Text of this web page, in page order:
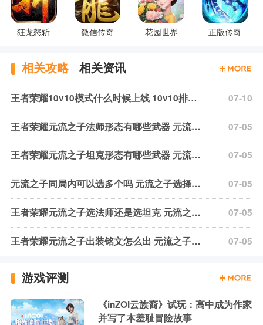
狂龙怒斩 微信传奇 花园世界 正版传奇
相关攻略 相关资讯
王者荣耀10v10模式什么时候上线 10v10排位模式上线时间介绍 07-10
王者荣耀元流之子法师形态有哪些武器 元流之子法师形态武器介绍 07-05
王者荣耀元流之子坦克形态有哪些武器 元流之子坦克形态武器介绍 07-05
元流之子同局内可以选多个吗 元流之子选择规则介绍 07-05
王者荣耀元流之子选法师还是选坦克 元流之子职业选择推荐 07-05
王者荣耀元流之子出装铭文怎么出 元流之子两形态出装铭文汇总 07-05
游戏评测
《inZOI云族裔》试玩：高中成为作家
并写了本羞耻冒险故事